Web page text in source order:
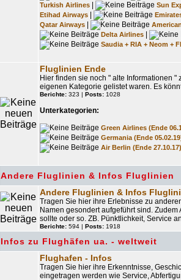
Turkish Airlines
Sun
Etihad Airways
Qatar Airways
Delta Airlines
Saudia + RIA + Neom +
Fluglinien Ende
Hier finden sie noch " alte Informationen
eigenen Kategorie gelistet waren. Es
Berichte: 323 | Posts: 1028
Unterkategorien:
Green Airlines (Ende
Germania (Ende
Air Berlin (Ende 27.10.17)
Andere Fluglinien & Infos Fluglinien
Andere Fluglinien & Infos
Tragen Sie hier ihre Erlebnisse zu
Namen gesondert aufgeführt sind.
sollte oder so. ZB. Pünktlichkeit, Service
Berichte: 594 | Posts: 1918
Infos zu Flughäfen ua. - weltweit
Flughafen - Infos
Tragen Sie hier ihre Erkenntnisse,
eingetragen werden wie Service,